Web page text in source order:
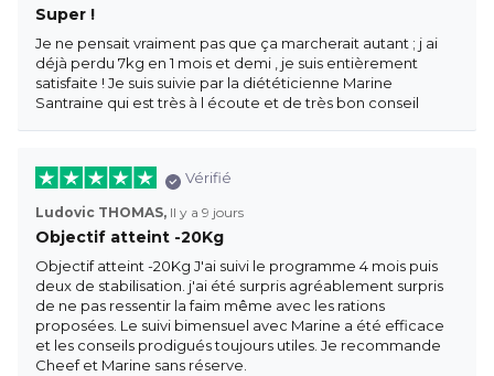
Super !
Je ne pensait vraiment pas que ça marcherait autant ; j ai
déjà perdu 7kg en 1 mois et demi , je suis entièrement
satisfaite ! Je suis suivie par la diététicienne Marine
Santraine qui est très à l écoute et de très bon conseil
Vérifié
Ludovic THOMAS, Il y a 9 jours
Objectif atteint -20Kg
Objectif atteint -20Kg J'ai suivi le programme 4 mois puis
deux de stabilisation. j'ai été surpris agréablement surpris
de ne pas ressentir la faim même avec les rations
proposées. Le suivi bimensuel avec Marine a été efficace
et les conseils prodigués toujours utiles. Je recommande
Cheef et Marine sans réserve.